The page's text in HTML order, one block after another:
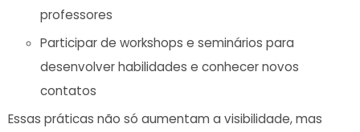
professores
Participar de workshops e seminários‌ para
desenvolver habilidades ⁤e conhecer novos ​
contatos
Essas práticas não só aumentam a visibilidade,​ mas